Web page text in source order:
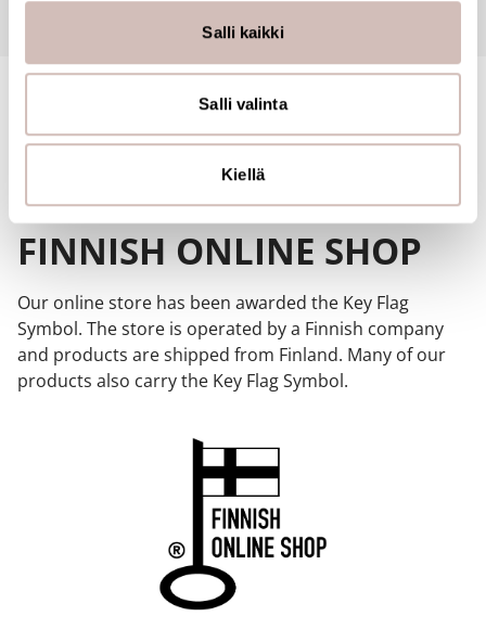
tukemiseen ja kävijämäärämme analysoimiseen. Lisäksi
alan kumppaneillemme tietoja siitä, miten käytät
sivustoamme. Kumppanimme voivat yhdistää näitä
Salli kaikki
Salli valinta
Kiellä
FINNISH ONLINE SHOP
Our online store has been awarded the Key Flag
Symbol. The store is operated by a Finnish company
and products are shipped from Finland. Many of our
products also carry the Key Flag Symbol.